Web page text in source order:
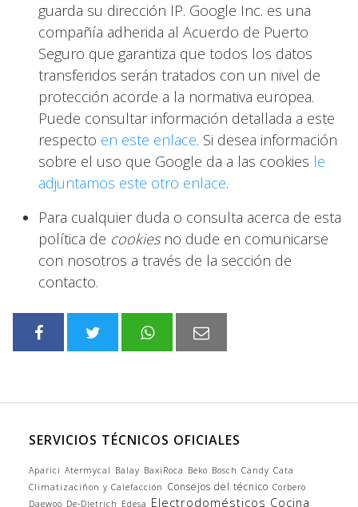
guarda su dirección IP. Google Inc. es una
compañía adherida al Acuerdo de Puerto
Seguro que garantiza que todos los datos
transferidos serán tratados con un nivel de
protección acorde a la normativa europea.
Puede consultar información detallada a este
respecto en este enlace. Si desea información
sobre el uso que Google da a las cookies le
adjuntamos este otro enlace.
Para cualquier duda o consulta acerca de esta
política de cookiesno dude en comunicarse
con nosotros a través de la sección de
contacto.
SERVICIOS TÉCNICOS OFICIALES
Aparici Atermycal Balay BaxiRoca Beko Bosch Candy Cata
Climatizaciñon y Calefacción Consejos del técnico Corbero
Daewoo De-Dietrich Edesa Electrodomésticos Cocina